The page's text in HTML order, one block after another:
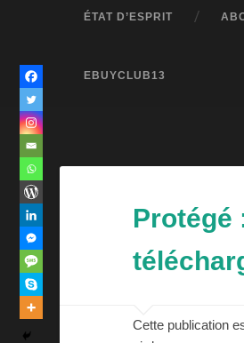
ÉTAT D’ESPRIT
EBUYCLUB13
Protégé
Cette publication